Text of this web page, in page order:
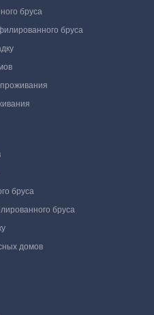
бруса
бруса
бруса
бруса
домов